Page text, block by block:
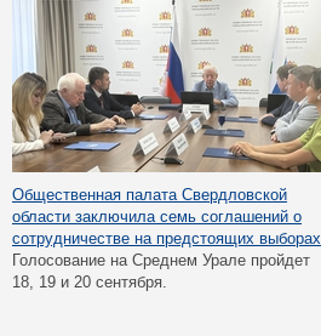
Общественная палата Свердловской
области заключила семь соглашений о
сотрудничестве на предстоящих выборах
Голосование на Среднем Урале пройдет
18, 19 и 20 сентября.